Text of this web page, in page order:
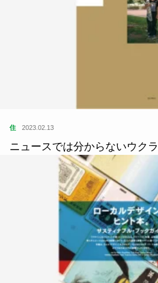
住 2023.02.13
ニュースでは分からないウクラ